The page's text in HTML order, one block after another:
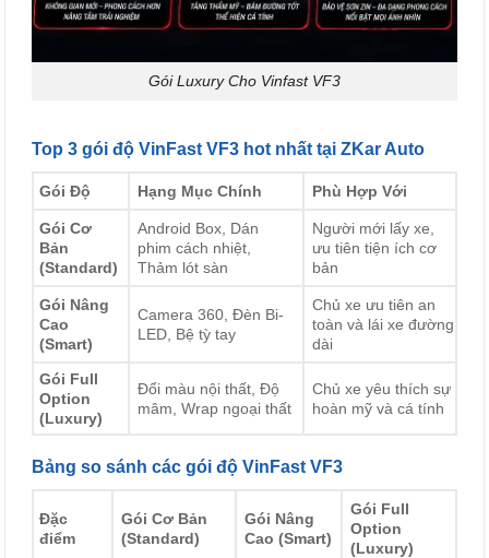
Gói Luxury Cho Vinfast VF3
Top 3 gói độ VinFast VF3 hot nhất tại ZKar Auto
Gói Độ Hạng Mục Chính Phù Hợp Với
Gói Cơ
Bản
(Standard)
Android Box, Dán
phim cách nhiệt,
Thảm lót sàn
Người mới lấy xe,
ưu tiên tiện ích cơ
bản
Gói Nâng
Cao
(Smart)
Camera 360, Đèn Bi-
LED, Bệ tỳ tay
Chủ xe ưu tiên an
toàn và lái xe đường
dài
Gói Full
Option
(Luxury)
Đổi màu nội thất, Độ
mâm, Wrap ngoại thất
Chủ xe yêu thích sự
hoàn mỹ và cá tính
Bảng so sánh các gói độ VinFast VF3
Đặc
điểm
Gói Cơ Bản
(Standard)
Gói Nâng
Cao (Smart)
Gói Full
Option
(Luxury)